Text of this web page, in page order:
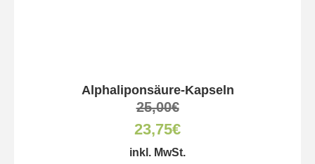
Alphaliponsäure-Kapseln
25,00€
23,75€
inkl. MwSt.